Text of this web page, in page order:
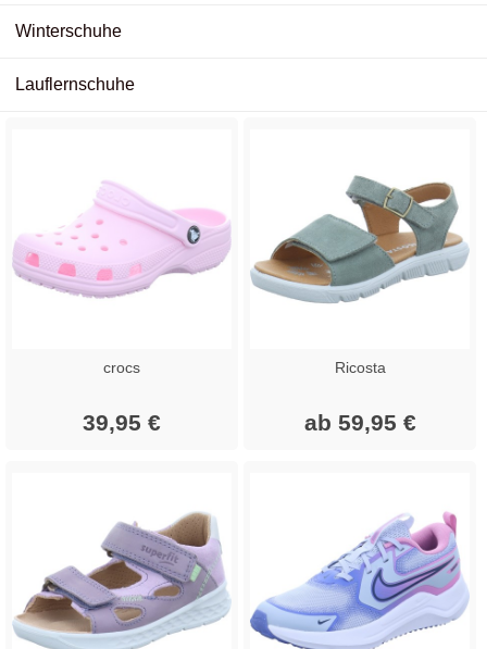
Winterschuhe
Lauflernschuhe
crocs
39,95 €
Ricosta
ab 59,95 €